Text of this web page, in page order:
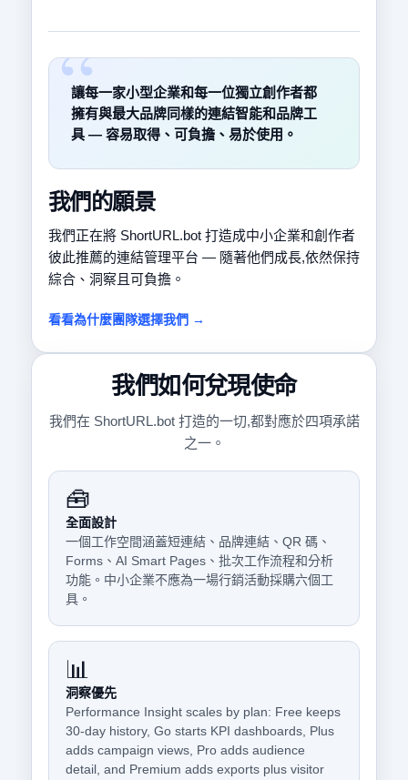
讓每一家小型企業和每一位獨立創作者都
擁有與最大品牌同樣的連結智能和品牌工
具 — 容易取得、可負擔、易於使用。
我們的願景
我們正在將 ShortURL.bot 打造成中小企業和創作者
彼此推薦的連結管理平台 — 隨著他們成長,依然保持
綜合、洞察且可負擔。
看看為什麼團隊選擇我們 →
我們如何兌現使命
我們在 ShortURL.bot 打造的一切,都對應於四項承諾
之一。
🧰
全面設計
一個工作空間涵蓋短連結、品牌連結、QR 碼、
Forms、AI Smart Pages、批次工作流程和分析
功能。中小企業不應為一場行銷活動採購六個工
具。
📊
洞察優先
Performance Insight scales by plan: Free keeps
30-day history, Go starts KPI dashboards, Plus
adds campaign views, Pro adds audience
detail, and Premium adds exports plus visitor